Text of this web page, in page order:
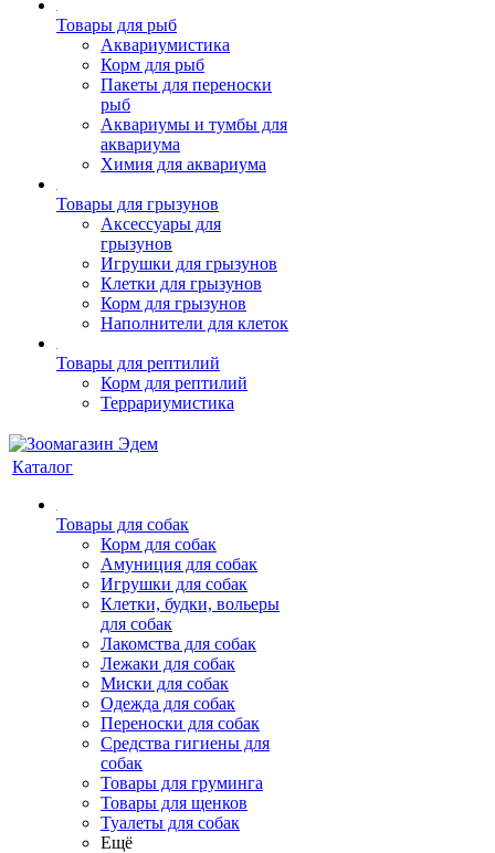
Товары для рыб
Аквариумистика
Корм для рыб
Пакеты для переноски
рыб
Аквариумы и тумбы для
аквариума
Химия для аквариума
Товары для грызунов
Аксессуары для
грызунов
Игрушки для грызунов
Клетки для грызунов
Корм для грызунов
Наполнители для клеток
Товары для рептилий
Корм для рептилий
Террариумистика
Каталог
Товары для собак
Корм для собак
Амуниция для собак
Игрушки для собак
Клетки, будки, вольеры
для собак
Лакомства для собак
Лежаки для собак
Миски для собак
Одежда для собак
Переноски для собак
Средства гигиены для
собак
Товары для груминга
Товары для щенков
Туалеты для собак
Ещё